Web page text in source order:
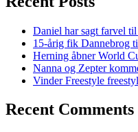
Daniel har sagt farvel
15-årig fik Dannebrog
Herning åbner World
Nanna og Zepter
Vinder Freestyle
Recent Comments